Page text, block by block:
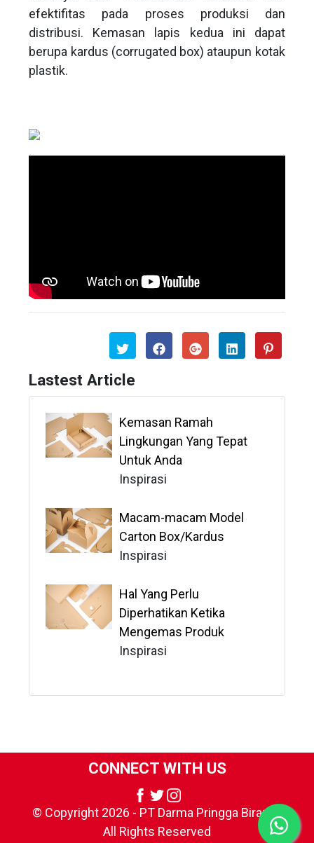
efektifitas pada proses produksi dan
distribusi. Kemasan lapis kedua ini dapat
berupa kardus (corrugated box) ataupun kotak
plastik.
Lastest Article
Kemasan Ramah
Lingkungan Yang Tepat
Untuk Anda
Inspirasi
Macam-macam Model
Carton Box/Kardus
Inspirasi
Hal Yang Perlu
Diperhatikan Ketika
Mengemas Produk
Inspirasi
CONNECT WITH US
© Copyright 2026 - PT Darma Pringga Birama.
All Rights Reserved